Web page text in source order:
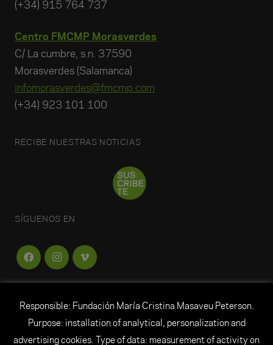
(+34) 915 764 737
Centro FMCMP Morasverdes
C/ La cumbre, s.n. 37590
Morasverdes (Salamanca)
infomorasverdes@fmcmp.com
(+34) 923 101 100
RECIBE NUESTRAS NOTICIAS
SÍGUENOS EN
Responsible: Fundación María Cristina Masaveu Peterson.
Purpose: installation of analytical, personalization and
advertising cookies. Type of data: measurement of activity on